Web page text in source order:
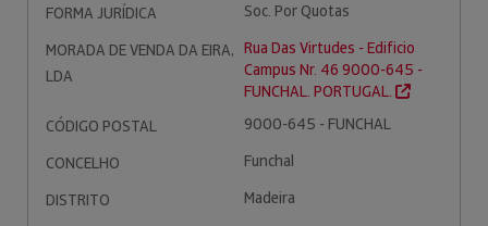
FORMA JURÍDICA
Soc. Por Quotas
MORADA DE VENDA DA EIRA,
LDA
Rua Das Virtudes - Edificio
Campus Nr. 46 9000-645 -
FUNCHAL. PORTUGAL.
CÓDIGO POSTAL
9000-645 - FUNCHAL
CONCELHO
Funchal
DISTRITO
Madeira